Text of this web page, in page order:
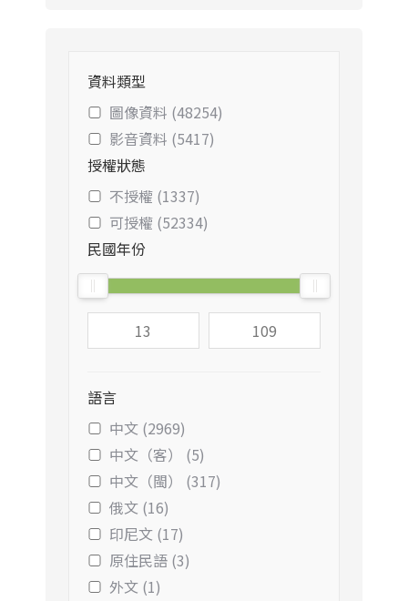
資料類型
圖像資料 (48254)
影音資料 (5417)
授權狀態
不授權 (1337)
可授權 (52334)
民國年份
語言
中文 (2969)
中文（客） (5)
中文（閩） (317)
俄文 (16)
印尼文 (17)
原住民語 (3)
外文 (1)